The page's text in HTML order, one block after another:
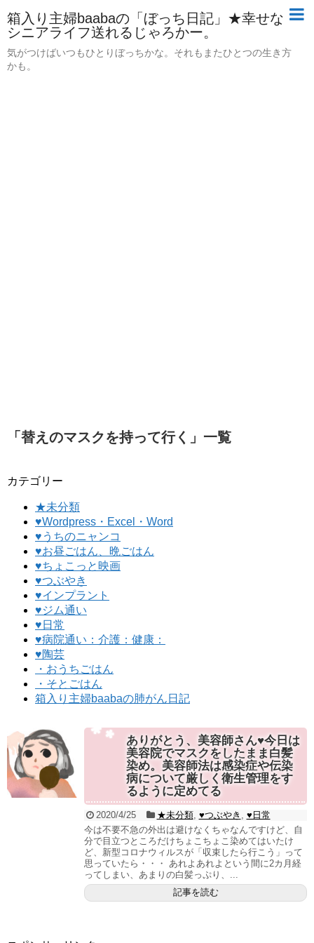
箱入り主婦baabaの「ぼっち日記」★幸せな
シニアライフ送れるじゃろかー。
気がつけばいつもひとりぼっちかな。それもまたひとつの生き方
かも。
「 替えのマスクを持って行く 」 一覧
カテゴリー
★未分類
♥Wordpress・Excel・Word
♥うちのニャンコ
♥お昼ごはん、晩ごはん
♥ちょこっと映画
♥つぶやき
♥インプラント
♥ジム通い
♥日常
♥病院通い：介護：健康：
♥陶芸
・おうちごはん
・そとごはん
箱入り主婦baabaの肺がん日記
ありがとう、美容師さん♥今日は
美容院でマスクをしたまま白髪
染め。美容師法は感染症や伝染
病について厳しく衛生管理をす
るように定めてる
2020/4/25 ★未分類, ♥つぶやき , ♥日常
今は不要不急の外出は避けなくちゃなんですけど、自
分で目立つところだけちょこちょこ染めてはいたけ
ど、新型コロナウィルスが「収束したら行こう」って
思っていたら・・・ あれよあれよという間に2カ月経
ってしまい、あまりの白髪っぷり、...
記事を読む